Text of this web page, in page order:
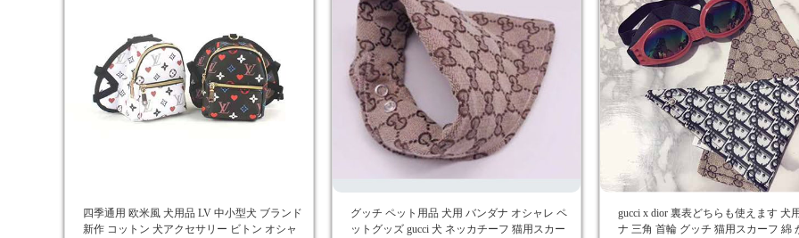
四季通用 欧米風 犬用品 LV 中小型犬 ブランド
新作 コットン 犬アクセサリー ビトン オシャ
グッチ ペット用品 犬用 バンダナ オシャレ ペ
ットグッズ gucci 犬 ネッカチーフ 猫用スカー
gucci x dior 裏表どちらも使えます 犬
ナ 三角 首輪 グッチ 猫用スカーフ 綿